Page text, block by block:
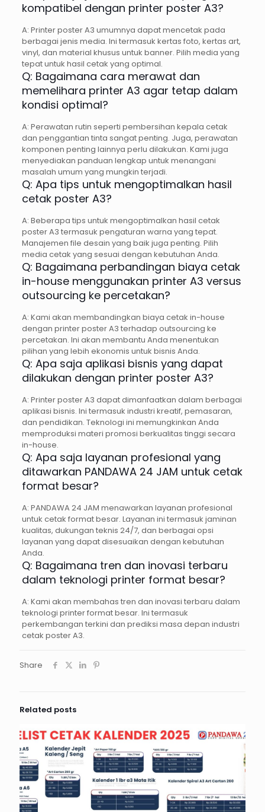
kompatibel dengan printer poster A3?
A: Printer poster A3 umumnya dapat mencetak pada
berbagai jenis media. Ini termasuk kertas foto, kertas art,
vinyl, dan material khusus untuk banner. Pilih media yang
tepat untuk hasil cetak yang optimal.
Q: Bagaimana cara merawat dan
memelihara printer A3 agar tetap dalam
kondisi optimal?
A: Perawatan rutin seperti pembersihan kepala cetak
dan penggantian tinta sangat penting. Juga, perawatan
komponen penting lainnya perlu dilakukan. Kami juga
menyediakan panduan lengkap untuk menangani
masalah umum yang mungkin terjadi.
Q: Apa tips untuk mengoptimalkan hasil
cetak poster A3?
A: Beberapa tips untuk mengoptimalkan hasil cetak
poster A3 termasuk pengaturan warna yang tepat.
Manajemen file desain yang baik juga penting. Pilih
media cetak yang sesuai dengan kebutuhan Anda.
Q: Bagaimana perbandingan biaya cetak
in-house menggunakan printer A3 versus
outsourcing ke percetakan?
A: Kami akan membandingkan biaya cetak in-house
dengan printer poster A3 terhadap outsourcing ke
percetakan. Ini akan membantu Anda menentukan
pilihan yang lebih ekonomis untuk bisnis Anda.
Q: Apa saja aplikasi bisnis yang dapat
dilakukan dengan printer poster A3?
A: Printer poster A3 dapat dimanfaatkan dalam berbagai
aplikasi bisnis. Ini termasuk industri kreatif, pemasaran,
dan pendidikan. Teknologi ini memungkinkan Anda
memproduksi materi promosi berkualitas tinggi secara
in-house.
Q: Apa saja layanan profesional yang
ditawarkan PANDAWA 24 JAM untuk cetak
format besar?
A: PANDAWA 24 JAM menawarkan layanan profesional
untuk cetak format besar. Layanan ini termasuk jaminan
kualitas, dukungan teknis 24/7, dan berbagai opsi
layanan yang dapat disesuaikan dengan kebutuhan
Anda.
Q: Bagaimana tren dan inovasi terbaru
dalam teknologi printer format besar?
A: Kami akan membahas tren dan inovasi terbaru dalam
teknologi printer format besar. Ini termasuk
perkembangan terkini dan prediksi masa depan industri
cetak poster A3.
Share
Related posts